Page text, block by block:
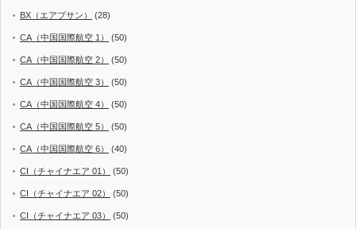
BX（エアプサン） (28)
CA（中国国際航空 1） (50)
CA（中国国際航空 2） (50)
CA（中国国際航空 3） (50)
CA（中国国際航空 4） (50)
CA（中国国際航空 5） (50)
CA（中国国際航空 6） (40)
CI（チャイナエア 01） (50)
CI（チャイナエア 02） (50)
CI（チャイナエア 03） (50)